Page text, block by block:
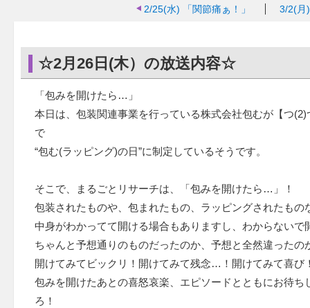
2/25(水) 「関節痛ぁ！」 3/2(月)
☆2月26日(木）の放送内容☆
「包みを開けたら…」
本日は、包装関連事業を行っている株式会社包むが【つ
で
“包む(ラッピング)の日”に制定しているそうです。
そこで、まるごとリサーチは、「包みを開けたら…」！
包装されたものや、包まれたもの、ラッピングされたも
中身がわかってて開ける場合もありますし、わからない
ちゃんと予想通りのものだったのか、予想と全然違ったの
開けてみてビックリ！開けてみて残念…！開けてみて喜び
包みを開けたあとの喜怒哀楽、エピソードとともにお待
ろ！